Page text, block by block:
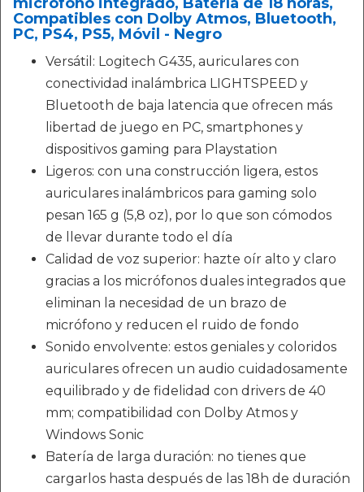
Compatibles con Dolby Atmos, Bluetooth,
PC, PS4, PS5, Móvil - Negro
Versátil: Logitech G435, auriculares con
conectividad inalámbrica LIGHTSPEED y
Bluetooth de baja latencia que ofrecen más
libertad de juego en PC, smartphones y
dispositivos gaming para Playstation
Ligeros: con una construcción ligera, estos
auriculares inalámbricos para gaming solo
pesan 165 g (5,8 oz), por lo que son cómodos
de llevar durante todo el día
Calidad de voz superior: hazte oír alto y claro
gracias a los micrófonos duales integrados que
eliminan la necesidad de un brazo de
micrófono y reducen el ruido de fondo
Sonido envolvente: estos geniales y coloridos
auriculares ofrecen un audio cuidadosamente
equilibrado y de fidelidad con drivers de 40
mm; compatibilidad con Dolby Atmos y
Windows Sonic
Batería de larga duración: no tienes que
cargarlos hasta después de las 18h de duración